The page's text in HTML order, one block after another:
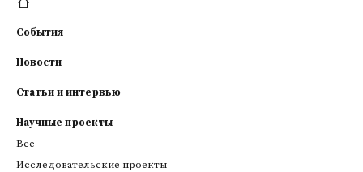
События
Новости
Статьи и интервью
Научные проекты
Все
Исследовательские проекты